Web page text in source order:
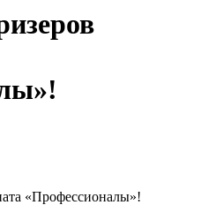
«Профессионалы»!